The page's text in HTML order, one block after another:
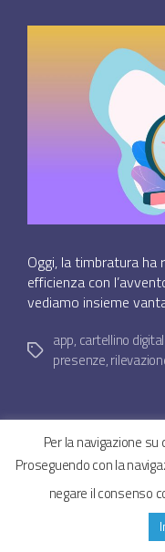
Oggi, la timbratura ha
efficienza con
vediamo insieme
Tag
app, cartellino
presenze,
tecnica in cloud
Per la navigazione
Proseguendo con la
negare il consenso